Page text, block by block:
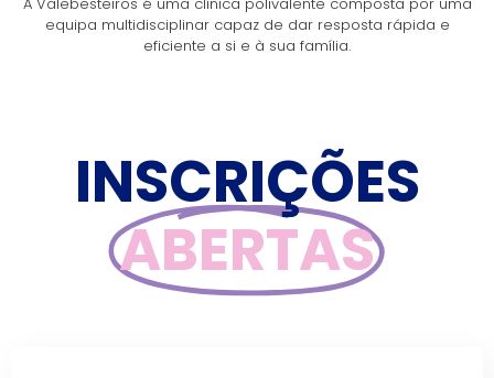
equipa multidisciplinar capaz de dar resposta rápida e
eficiente a si e à sua família.
INSCRIÇÕES
ABERTAS